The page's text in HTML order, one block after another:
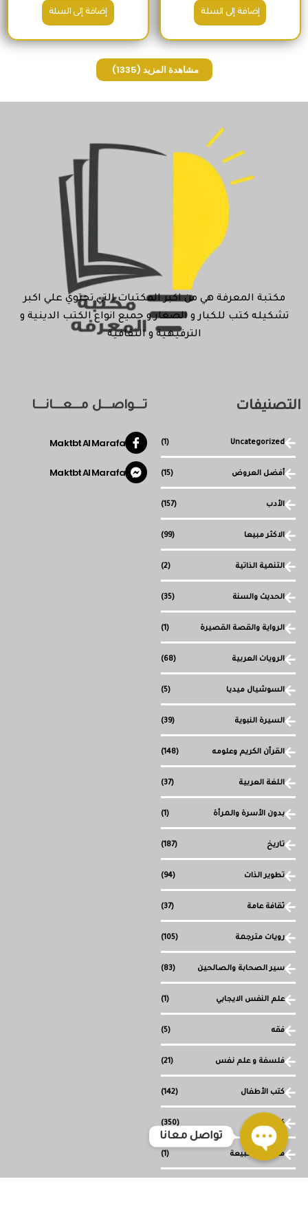
إضافة إلى السلة إضافة إلى السلة
مشاهدة المزيد (1335)
مكتبة المعرفة هي من اكبر المكتبات التي تحتوي علي اكبر
تشكيله كتب للكبار و الصغار و جميع انواع الكتب الدينية و
الترفيهية و الثقافية
التصنيفات
Uncategorized
(1)
أفضل العروض (15)
الأدب (157)
الاكثر مبيعا (99)
التنمية الذاتية (2)
الحديث والسنة (35)
الرواية والقصة القصيرة (1)
الرويات العربية (68)
السوشيال ميديا (5)
السيرة النبوية (39)
القرآن الكريم وعلومه (148)
اللغة العربية (37)
بدون الأسرة والمرأة (1)
تاريخ (187)
تطوير الذات (94)
ثقافة عامة (37)
رويات مترجمة (105)
سير الصحابة والصالحين (83)
علم النفس الايجابي (1)
فقه (5)
فلسفة و علم نفس (21)
كتب الأطفال (142)
كتب دينية (350)
ما وراء الطبيعة (1)
تـــواصـــل مـــعـــانـــا
Maktbt Al Marafa
Maktbt Al Marafa
تواصل معانا
Open